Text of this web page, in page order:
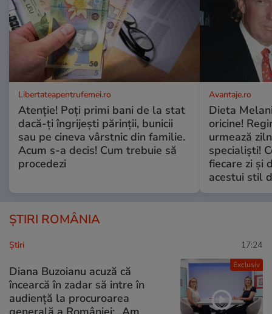
Libertateapentrufemei.ro
Atenție! Poți primi bani de la stat
dacă-ți îngrijești părinții, bunicii
sau pe cineva vârstnic din familie.
Acum s-a decis! Cum trebuie să
procedezi
Avantaje.ro
Dieta
oricine!
urmează
specialiști!
fiecare zi și
acestui stil
ȘTIRI ROMÂNIA
Exclusiv
Ştiri 17:24
Diana Buzoianu acuză că
încearcă în zadar să intre în
audiență la procuroarea